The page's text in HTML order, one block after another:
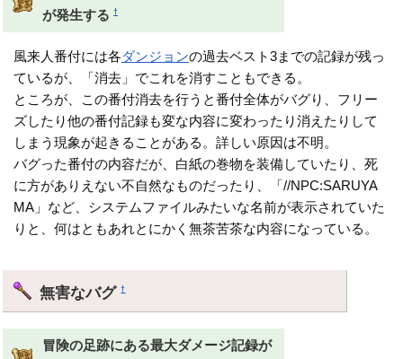
が発生する †
風来人番付には各ダンジョンの過去ベスト3までの記録が残っ
ているが、「消去」でこれを消すこともできる。
ところが、この番付消去を行うと番付全体がバグり、フリー
ズしたり他の番付記録も変な内容に変わったり消えたりして
しまう現象が起きることがある。詳しい原因は不明。
バグった番付の内容だが、白紙の巻物を装備していたり、死
に方がありえない不自然なものだったり、「//NPC:SARUYA
MA」など、システムファイルみたいな名前が表示されていた
りと、何はともあれとにかく無茶苦茶な内容になっている。
無害なバグ†
冒険の足跡にある最大ダメージ記録が